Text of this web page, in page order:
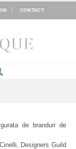
CONTACT
de branduri de
Designers Guild